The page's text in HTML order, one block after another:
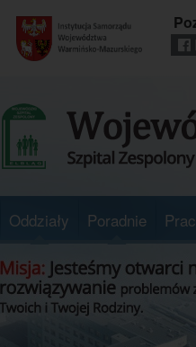
portal
informacyjny
Wrota
Warmii
i
Mazur
Oddziały Poradnie